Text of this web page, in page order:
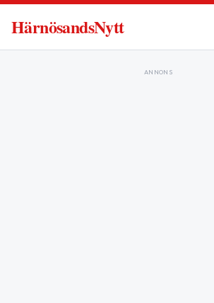
HärnösandsNytt
ANNONS